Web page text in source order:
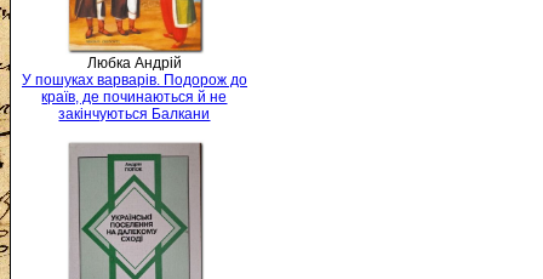
Любка Андрій
У пошуках варварів. Подорож до
країв, де починаються й не
закінчуються Балкани